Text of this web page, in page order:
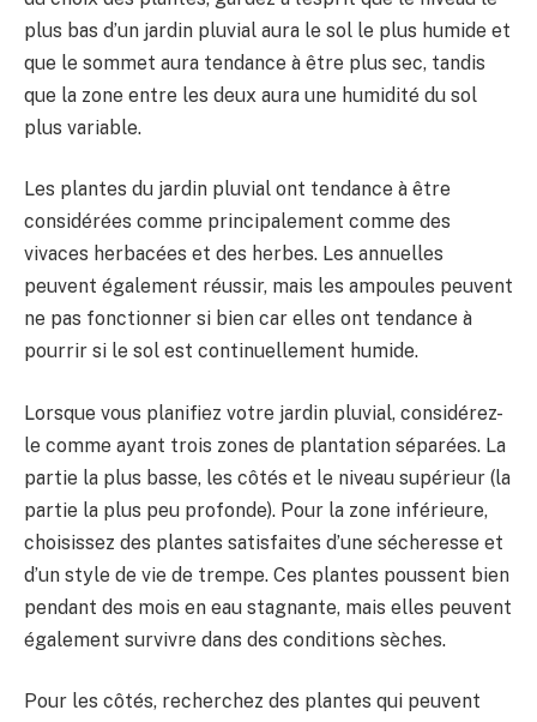
plus bas d’un jardin pluvial aura le sol le plus humide et
que le sommet aura tendance à être plus sec, tandis
que la zone entre les deux aura une humidité du sol
plus variable.
Les plantes du jardin pluvial ont tendance à être
considérées comme principalement comme des
vivaces herbacées et des herbes. Les annuelles
peuvent également réussir, mais les ampoules peuvent
ne pas fonctionner si bien car elles ont tendance à
pourrir si le sol est continuellement humide.
Lorsque vous planifiez votre jardin pluvial, considérez-
le comme ayant trois zones de plantation séparées. La
partie la plus basse, les côtés et le niveau supérieur (la
partie la plus peu profonde). Pour la zone inférieure,
choisissez des plantes satisfaites d’une sécheresse et
d’un style de vie de trempe. Ces plantes poussent bien
pendant des mois en eau stagnante, mais elles peuvent
également survivre dans des conditions sèches.
Pour les côtés, recherchez des plantes qui peuvent